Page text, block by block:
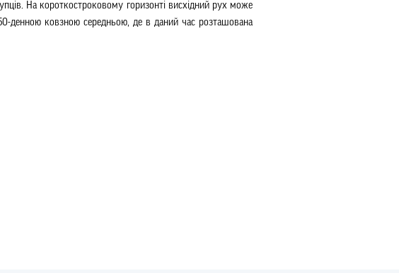
На короткостроковому горизонті висхідний рух може
денною ковзною середньою, де в даний час розташована